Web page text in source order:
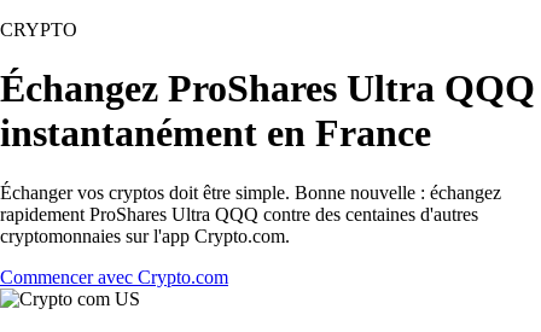
CRYPTO
Échangez ProShares Ultra QQQ
instantanément en France
Échanger vos cryptos doit être simple. Bonne nouvelle : échangez
rapidement ProShares Ultra QQQ contre des centaines d'autres
cryptomonnaies sur l'app Crypto.com.
Commencer avec Crypto.com